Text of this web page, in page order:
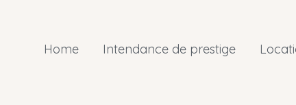
Home Intendance de prestige